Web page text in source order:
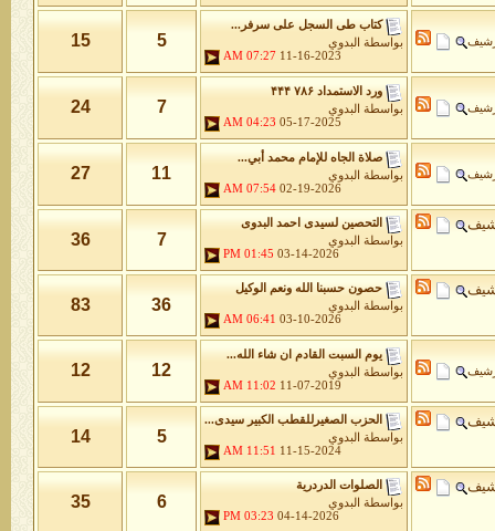
كتاب طى السجل على سرفر...
بواسطة
البدوي
11-16-2023
07:27 AM
5
15
ورد الاستمداد ۷۸۶ ۴۴۴
بواسطة
البدوي
05-17-2025
04:23 AM
7
24
صلاة الجاه للإمام محمد أبي...
بواسطة
البدوي
02-19-2026
07:54 AM
11
27
التحصين لسيدى احمد البدوى
بواسطة
البدوي
03-14-2026
01:45 PM
7
36
حصون حسبنا الله ونعم الوكيل
بواسطة
البدوي
03-10-2026
06:41 AM
36
83
يوم السبت القادم ان شاء الله...
بواسطة
البدوي
11-07-2019
11:02 AM
12
12
الحزب الصغيرللقطب الكبير سيدى...
بواسطة
البدوي
11-15-2024
11:51 AM
5
14
الصلوات الدردرية
بواسطة
البدوي
04-14-2026
03:23 PM
6
35